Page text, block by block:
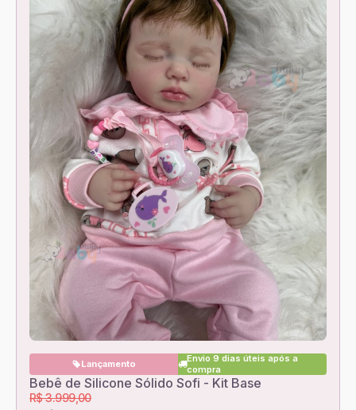
Lançamento
Envio 9 dias úteis após a
compra
Bebê de Silicone Sólido Sofi - Kit Base
R$ 3.999,00